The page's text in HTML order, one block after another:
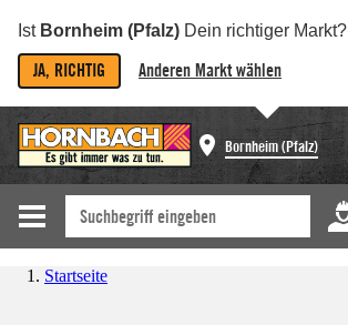
Ist Bornheim (Pfalz) Dein richtiger Markt?
JA, RICHTIG Anderen Markt wählen
Bornheim (Pfalz)
Startseite